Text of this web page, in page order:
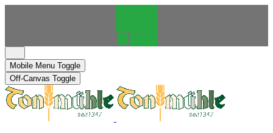
Mobile Menu Toggle
Off-Canvas Toggle